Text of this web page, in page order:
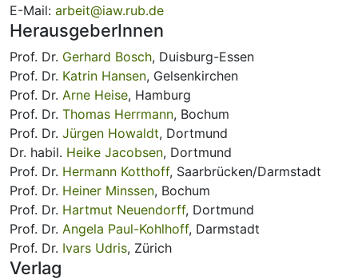
E-Mail: arbeit@iaw.rub.de
HerausgeberInnen
Prof. Dr. Gerhard Bosch, Duisburg-Essen
Prof. Dr. Katrin Hansen, Gelsenkirchen
Prof. Dr. Arne Heise, Hamburg
Prof. Dr. Thomas Herrmann, Bochum
Prof. Dr. Jürgen Howaldt, Dortmund
Dr. habil. Heike Jacobsen, Dortmund
Prof. Dr. Hermann Kotthoff, Saarbrücken/Darmstadt
Prof. Dr. Heiner Minssen, Bochum
Prof. Dr. Hartmut Neuendorff, Dortmund
Prof. Dr. Angela Paul-Kohlhoff, Darmstadt
Prof. Dr. Ivars Udris, Zürich
Verlag